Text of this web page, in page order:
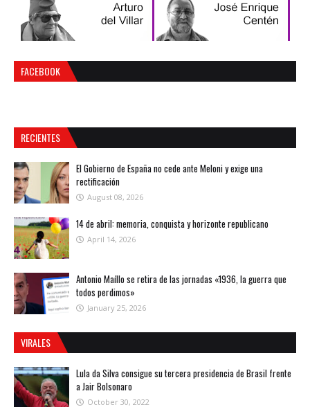
FACEBOOK
RECIENTES
El Gobierno de España no cede ante Meloni y exige una
rectificación
August 08, 2026
14 de abril: memoria, conquista y horizonte republicano
April 14, 2026
Antonio Maíllo se retira de las jornadas «1936, la guerra que
todos perdimos»
January 25, 2026
VIRALES
Lula da Silva consigue su tercera presidencia de Brasil frente
a Jair Bolsonaro
October 30, 2022